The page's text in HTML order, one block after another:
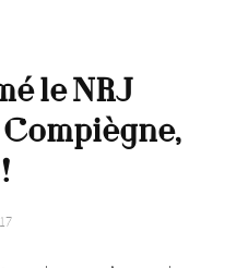
le NRJ